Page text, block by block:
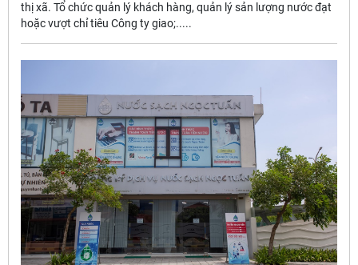
thị xã. Tổ chức quản lý khách hàng, quản lý sản lượng nước đạt
hoặc vượt chỉ tiêu Công ty giao;.....